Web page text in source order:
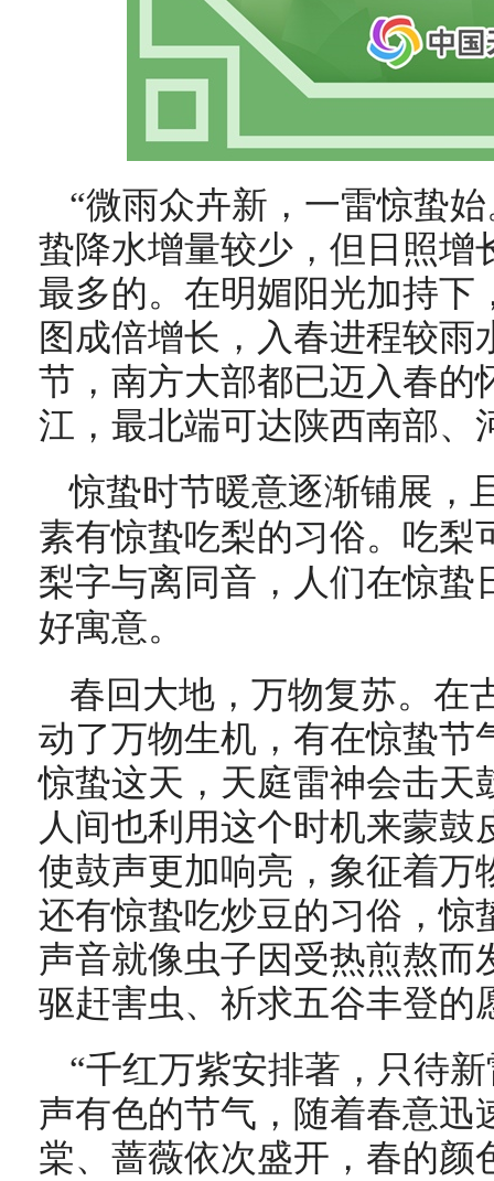
“微雨众卉新，一雷惊蛰
蛰降水增量较少，但日照增
最多的。在明媚阳光加持下
图成倍增长，入春进程较
节，南方大部都已迈入春的
江，最北端可达陕西南部、
惊蛰时节暖意逐渐铺展，
素有惊蛰吃梨的习俗。吃梨
梨字与离同音，人们在惊蛰
好寓意。
春回大地，万物复苏。在
动了万物生机，有在惊蛰节
惊蛰这天，天庭雷神会击天
人间也利用这个时机来蒙
使鼓声更加响亮，象征着万
还有惊蛰吃炒豆的习俗，惊
声音就像虫子因受热煎熬而
驱赶害虫、祈求五谷丰登的
“千红万紫安排著，只待
声有色的节气， 随着春意迅
棠、蔷薇依次盛开，春的颜